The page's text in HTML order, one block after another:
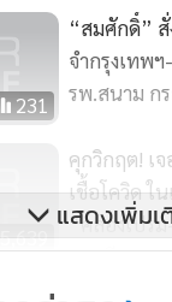
จะใช้ 300 ล้านบา
นอไปยังนายอนุทิน
เนินการให้เรียบร้อ
ำเนินการให้ ส่วนสถา
ควบคุมในเรือนจำ
วัด ในเรื่องตัวเลขต้
ต่หากไม่สามารถท
ตัวเป็นทองไม่รู้ร้อ
231
“สมศักดิ์” สั่
จำกรุงเทพ
รพ.สนาม ก
5,639
คุกวิกฤต! เ
เชื้อโควิด ใ
“คลองเปร
ธนบุรี”
แสดงเพิ่มเ